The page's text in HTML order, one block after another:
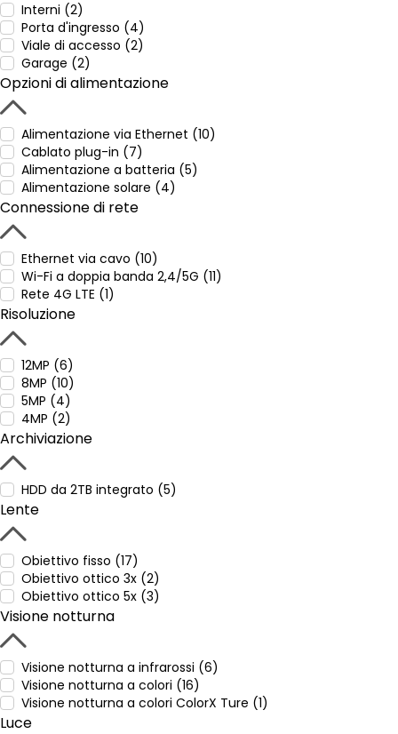
Interni (2)
Porta d'ingresso (4)
Viale di accesso (2)
Garage (2)
Opzioni di alimentazione
Alimentazione via Ethernet (10)
Cablato plug-in (7)
Alimentazione a batteria (5)
Alimentazione solare (4)
Connessione di rete
Ethernet via cavo (10)
Wi-Fi a doppia banda 2,4/5G (11)
Rete 4G LTE (1)
Risoluzione
12MP (6)
8MP (10)
5MP (4)
4MP (2)
Archiviazione
HDD da 2TB integrato (5)
Lente
Obiettivo fisso (17)
Obiettivo ottico 3x (2)
Obiettivo ottico 5x (3)
Visione notturna
Visione notturna a infrarossi (6)
Visione notturna a colori (16)
Visione notturna a colori ColorX Ture (1)
Luce